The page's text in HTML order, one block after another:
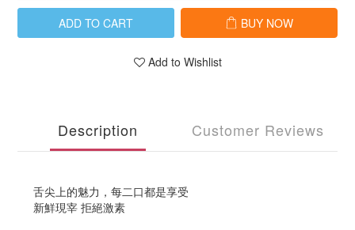
ADD TO CART BUY NOW
Add to Wishlist
Description Customer Reviews
舌尖上的魅力，每二口都是享受
新鮮現宰 拒絕激素